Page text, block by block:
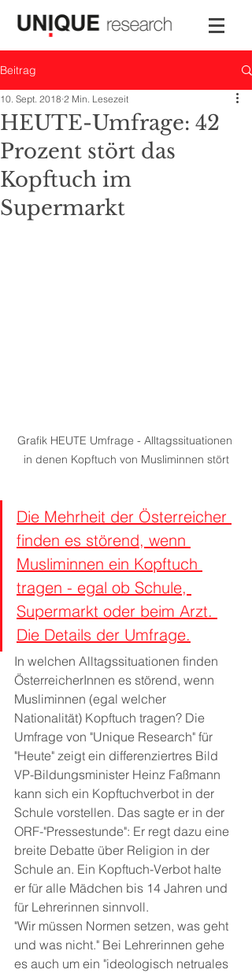
Beitrag
HEUTE-Umfrage: 42
Prozent stört das
Kopftuch im
Supermarkt
10. Sept. 2018 2 Min. Lesezeit
Grafik HEUTE Umfrage - Alltagssituationen
in denen Kopftuch von Musliminnen stört
Die Mehrheit der Österreicher
finden es störend, wenn
Musliminnen ein Kopftuch
tragen - egal ob Schule,
Supermarkt oder beim Arzt.
Die Details der Umfrage.
In welchen Alltagssituationen finden
ÖsterreicherInnen es störend, wenn
Musliminnen (egal welcher
Nationalität) Kopftuch tragen? Die
Umfrage von "Unique Research" für
"Heute" zeigt ein differenziertres Bild
VP-Bildungsminister Heinz Faßmann
kann sich ein Kopftuchverbot in der
Schule vorstellen. Das sagte er in der
ORF-"Pressestunde": Er regt dazu eine
breite Debatte über Religion in der
Schule an. Ein Kopftuch-Verbot halte
er für alle Mädchen bis 14 Jahren und
für Lehrerinnen sinnvoll.
"Wir müssen Normen setzen, was geht
und was nicht." Bei Lehrerinnen gehe
es auch um ein "ideologisch netruales